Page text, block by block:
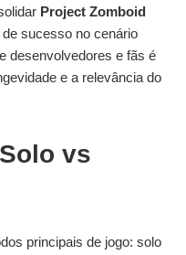
Project Zomboid
sucesso no cenário
desenvolvedores e fãs é
e a relevância do
vs
principais de jogo: solo